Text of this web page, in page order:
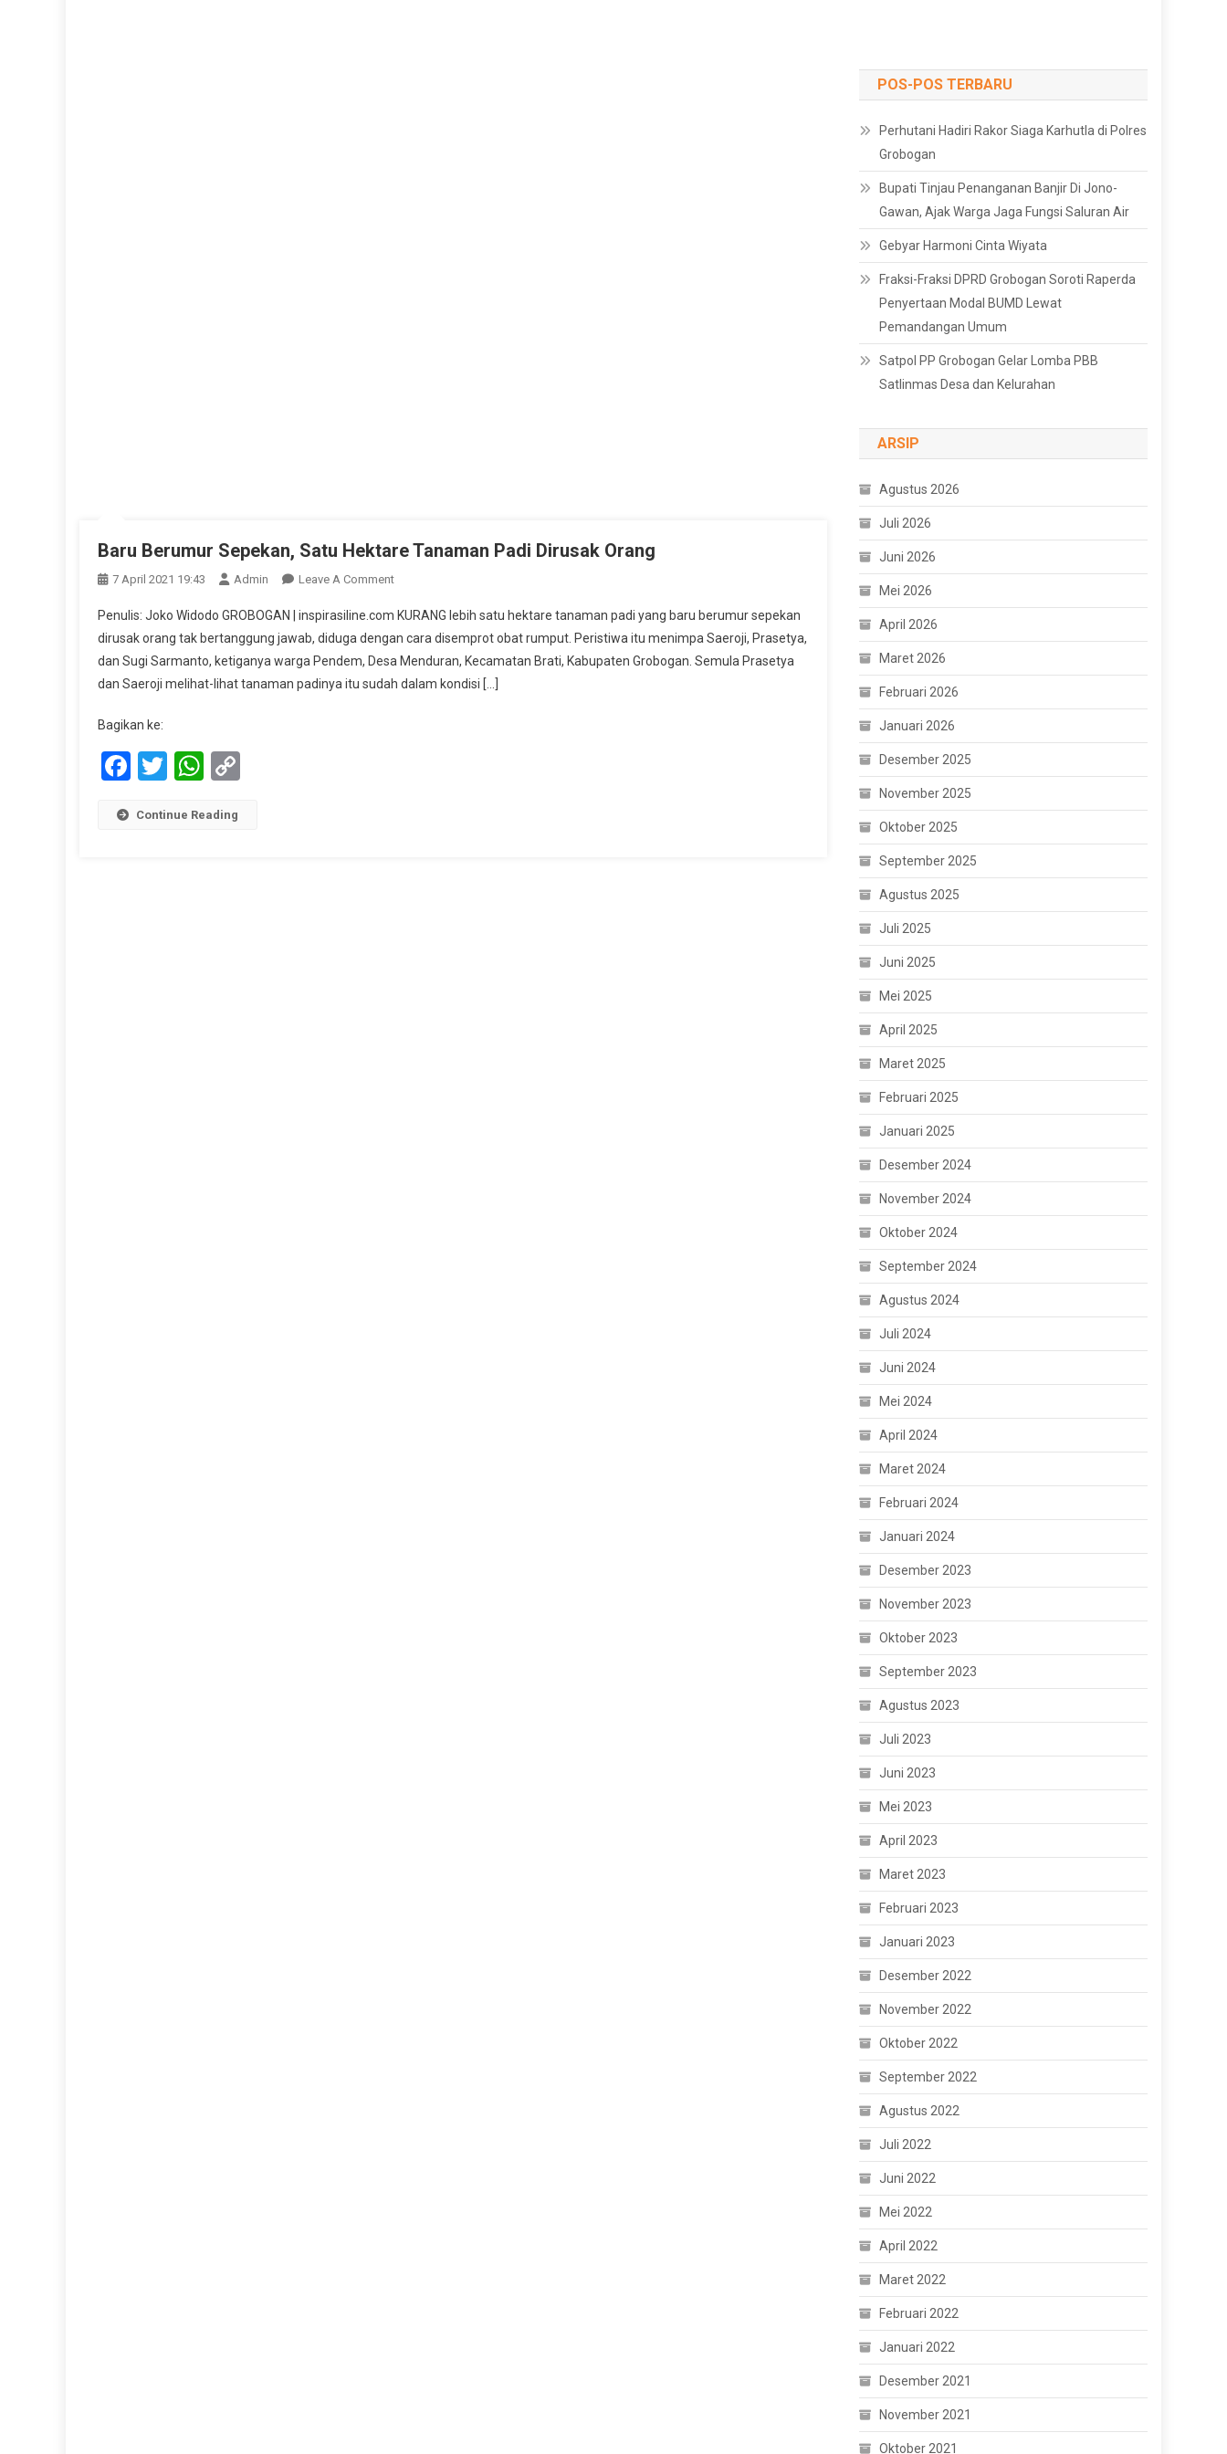
Baru Berumur Sepekan, Satu Hektare Tanaman Padi Dirusak Orang
7 April 2021 19:43 Admin Leave A CommentOn
Berumur
Sepekan,
Satu
Hektare
Penulis: Joko Widodo GROBOGAN | inspirasiline.com KURANG lebih satu hektare tanaman padi yang baru berumur sepekan
dirusak orang tak bertanggung jawab, diduga dengan cara disemprot obat rumput. Peristiwa itu menimpa Saeroji, Prasetya,
dan Sugi Sarmanto, ketiganya warga Pendem, Desa Menduran, Kecamatan Brati, Kabupaten Grobogan. Semula Prasetya
dan Saeroji melihat-lihat tanaman padinya itu sudah dalam kondisi […]
Bagikan ke:
Facebook
TwitterWhatsApp
Continue Reading
POS-POS TERBARU
Perhutani Hadiri Rakor Siaga Karhutla di Polres
Grobogan
Bupati Tinjau Penanganan Banjir Di Jono-
Gawan, Ajak Warga Jaga Fungsi Saluran Air
Gebyar Harmoni Cinta Wiyata
Fraksi-Fraksi DPRD Grobogan Soroti Raperda
Penyertaan Modal BUMD Lewat
Pemandangan Umum
Satpol PP Grobogan Gelar Lomba PBB
Satlinmas Desa dan Kelurahan
ARSIP
Agustus 2026
Juli 2026
Juni 2026
Mei 2026
April 2026
Maret 2026
Februari 2026
Januari 2026
Desember 2025
November 2025
Oktober 2025
September 2025
Agustus 2025
Juli 2025
Juni 2025
Mei 2025
April 2025
Maret 2025
Februari 2025
Januari 2025
Desember 2024
November 2024
Oktober 2024
September 2024
Agustus 2024
Juli 2024
Juni 2024
Mei 2024
April 2024
Maret 2024
Februari 2024
Januari 2024
Desember 2023
November 2023
Oktober 2023
September 2023
Agustus 2023
Juli 2023
Juni 2023
Mei 2023
April 2023
Maret 2023
Februari 2023
Januari 2023
Desember 2022
November 2022
Oktober 2022
September 2022
Agustus 2022
Juli 2022
Juni 2022
Mei 2022
April 2022
Maret 2022
Februari 2022
Januari 2022
Desember 2021
November 2021
Oktober 2021